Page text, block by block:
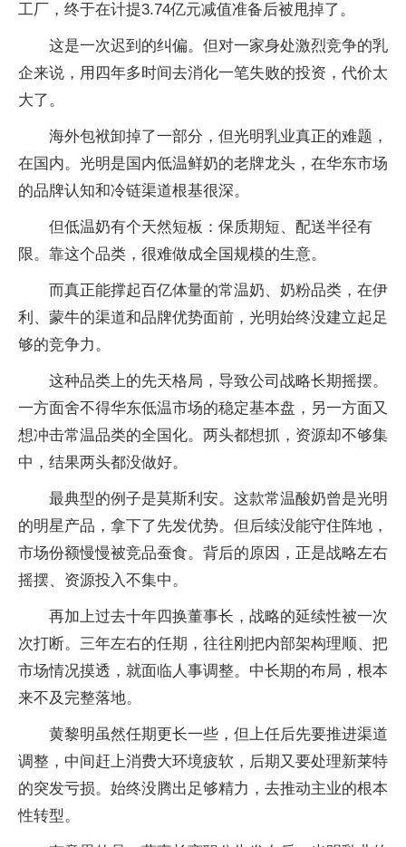
工厂，终于在计提3.74亿元减值准备后被甩掉了。
这是一次迟到的纠偏。但对一家身处激烈竞争的乳
企来说，用四年多时间去消化一笔失败的投资，代价太
大了。
海外包袱卸掉了一部分，但光明乳业真正的难题，
在国内。光明是国内低温鲜奶的老牌龙头，在华东市场
的品牌认知和冷链渠道根基很深。
但低温奶有个天然短板：保质期短、配送半径有
限。靠这个品类，很难做成全国规模的生意。
而真正能撑起百亿体量的常温奶、奶粉品类，在伊
利、蒙牛的渠道和品牌优势面前，光明始终没建立起足
够的竞争力。
这种品类上的先天格局，导致公司战略长期摇摆。
一方面舍不得华东低温市场的稳定基本盘，另一方面又
想冲击常温品类的全国化。两头都想抓，资源却不够集
中，结果两头都没做好。
最典型的例子是莫斯利安。这款常温酸奶曾是光明
的明星产品，拿下了先发优势。但后续没能守住阵地，
市场份额慢慢被竞品蚕食。背后的原因，正是战略左右
摇摆、资源投入不集中。
再加上过去十年四换董事长，战略的延续性被一次
次打断。三年左右的任期，往往刚把内部架构理顺、把
市场情况摸透，就面临人事调整。中长期的布局，根本
来不及完整落地。
黄黎明虽然任期更长一些，但上任后先要推进渠道
调整，中间赶上消费大环境疲软，后期又要处理新莱特
的突发亏损。始终没腾出足够精力，去推动主业的根本
性转型。